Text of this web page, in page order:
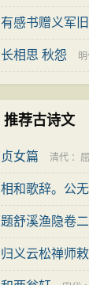
有感书赠义军
甲
长相思 秋怨
推荐古诗文
贞女篇 清代 ：
相和歌辞。公
题舒溪渔隐卷
归义云松禅师